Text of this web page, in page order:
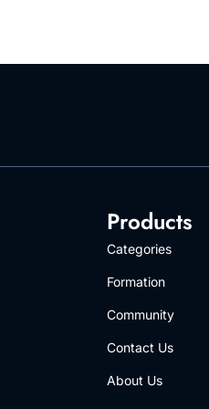
Products
Categories
Formation
Community
Contact Us
About Us